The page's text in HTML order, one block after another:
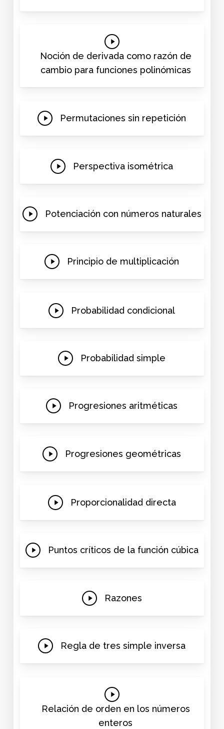
Play
Video
Noción de derivada como razón de
cambio para funciones polinómicas
Play
Permutaciones sin repetición
Play
Perspectiva isométrica
Play
Potenciación con números naturales
Play
Principio de multiplicación
Play
Probabilidad condicional
Play
Probabilidad simple
Play
Progresiones aritméticas
Play
Progresiones geométricas
Play
Proporcionalidad directa
Play
Puntos críticos de la función cúbica
Play
Razones
Play
Regla de tres simple inversa
Play
Video
Relación de orden en los números
enteros